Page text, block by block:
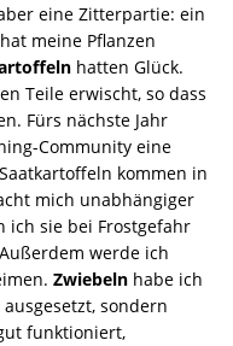
eine Zitterpartie: ein
meine Pflanzen
hatten Glück.
Teile erwischt, so dass
Fürs nächste Jahr
Community eine
kommen in
mich unabhängiger
ich sie bei Frostgefahr
werde ich
Zwiebeln habe ich
sondern
funktioniert,